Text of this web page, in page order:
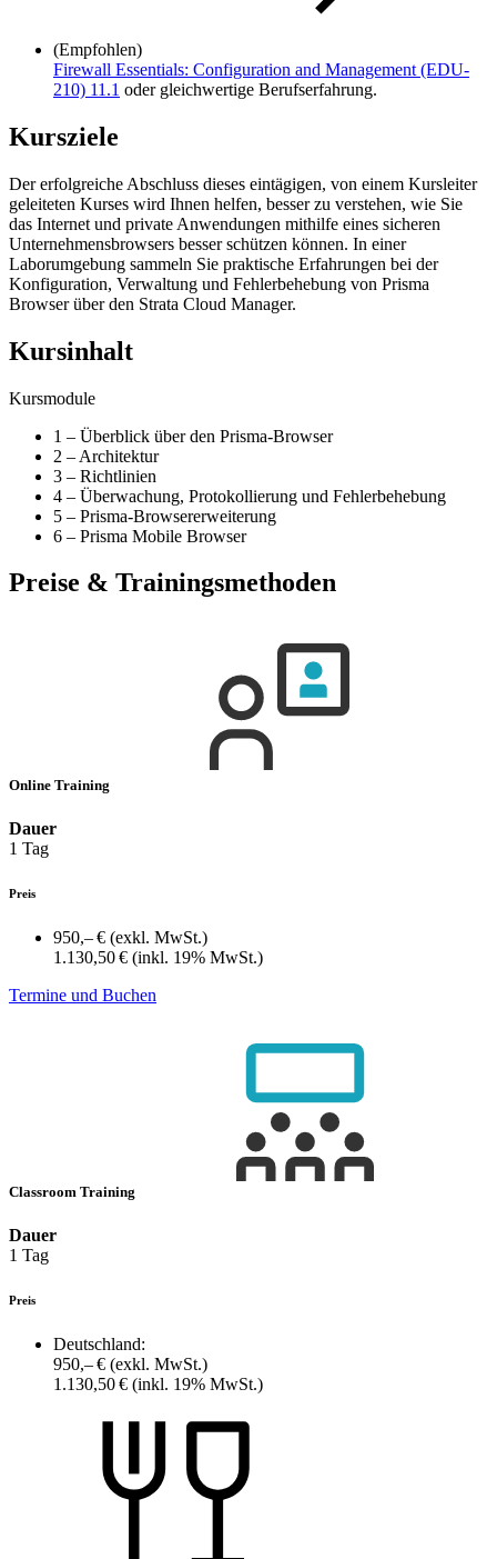
(Empfohlen)
Firewall Essentials: Configuration and Management (EDU-
210) 11.1 oder gleichwertige Berufserfahrung.
Kursziele
Der erfolgreiche Abschluss dieses eintägigen, von einem Kursleiter
geleiteten Kurses wird Ihnen helfen, besser zu verstehen, wie Sie
das Internet und private Anwendungen mithilfe eines sicheren
Unternehmensbrowsers besser schützen können. In einer
Laborumgebung sammeln Sie praktische Erfahrungen bei der
Konfiguration, Verwaltung und Fehlerbehebung von Prisma
Browser über den Strata Cloud Manager.
Kursinhalt
Kursmodule
1 – Überblick über den Prisma-Browser
2 – Architektur
3 – Richtlinien
4 – Überwachung, Protokollierung und Fehlerbehebung
5 – Prisma-Browsererweiterung
6 – Prisma Mobile Browser
Preise & Trainingsmethoden
Online Training
Dauer
1 Tag
Preis
950,– € (exkl. MwSt.)
1.130,50 € (inkl. 19% MwSt.)
Termine und Buchen
Classroom Training
Dauer
1 Tag
Preis
Deutschland:
950,– € (exkl. MwSt.)
1.130,50 € (inkl. 19% MwSt.)